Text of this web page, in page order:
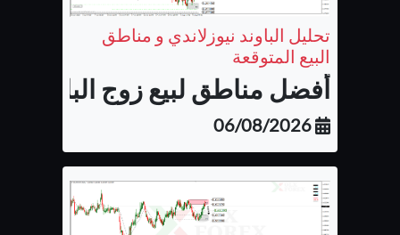
تحليل الباوند نيوزلاندي و مناطق
البيع المتوقعة
أفضل مناطق لبيع زوج الباوند
06/08/2026